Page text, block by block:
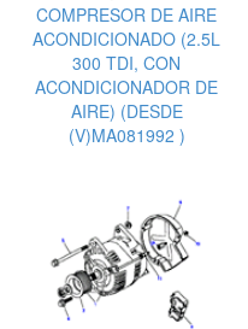
COMPRESOR DE AIRE
ACONDICIONADO (2.5L
300 TDI, CON
ACONDICIONADOR DE
AIRE) (DESDE
(V)MA081992 )